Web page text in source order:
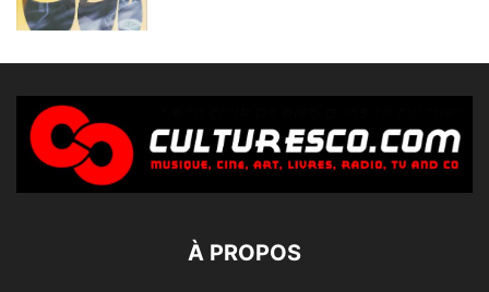
À PROPOS